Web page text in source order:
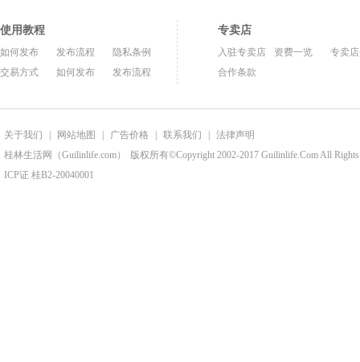
使用教程
如何发布 发布流程
隐私条例
交易方式
如何发布 发布流程
专卖店
入驻专卖店 资费一览
专卖
合作条款
关于我们 网站地图 广告价格 联系我们
法律声明
桂林生活网（Guilinlife.com）
版权所有©Copyright 2002-2017 Guilinlife.Com All Rights
ICP证 桂B2-20040001